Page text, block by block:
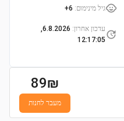
גיל מינימום:
6+
עדכון אחרון:
6.8.2026,
12:17:05
89₪
מעבר לחנות